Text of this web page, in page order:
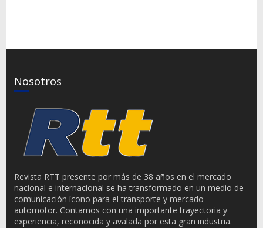
Nosotros
Revista RTT presente por más de 38 años en el mercado
nacional e internacional se ha transformado en un medio de
comunicación ícono para el transporte y mercado
automotor. Contamos con una importante trayectoria y
experiencia, reconocida y avalada por esta gran industria.